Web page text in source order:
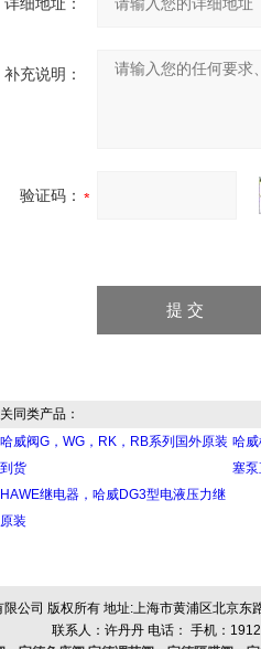
补充说明：
验证码：
同类产品：
威阀G，WG，RK，RB系列国外原装
货
哈
塞
继电器，哈威DG3型电液压力继
装
公司 版权所有 地址:上海市黄浦区北京东
联系人：许丹丹 电话： 手机：